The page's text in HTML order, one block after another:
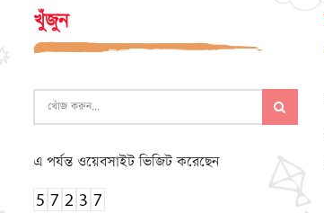
খুঁজুন
এ পর্যন্ত ওয়েবসাইট ভিজিট করেছেন